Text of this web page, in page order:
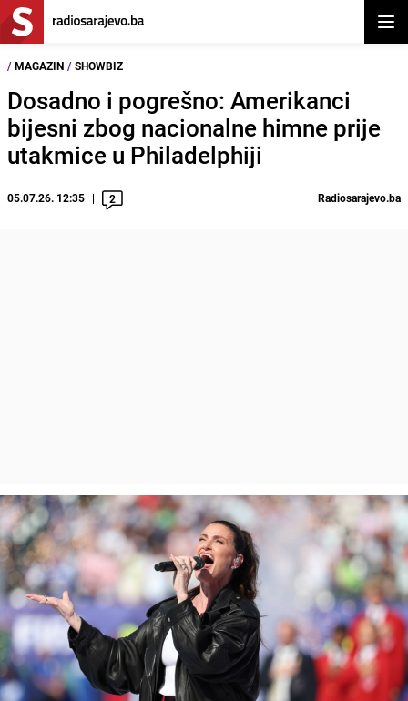
/ MAGAZIN / SHOWBIZ
Dosadno i pogrešno: Amerikanci
bijesni zbog nacionalne himne prije
utakmice u Philadelphiji
05.07.26. 12:35 2 Radiosarajevo.ba